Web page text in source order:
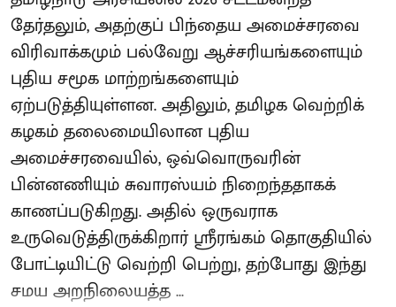
தேர்தலும், அதற்குப் பிந்தைய அமைச்சரவை
விரிவாக்கமும் பல்வேறு ஆச்சரியங்களையும்
புதிய சமூக மாற்றங்களையும்
ஏற்படுத்தியுள்ளன. அதிலும், தமிழக வெற்றிக்
கழகம் தலைமையிலான புதிய
அமைச்சரவையில், ஒவ்வொருவரின்
பின்னணியும் சுவாரஸ்யம் நிறைந்ததாகக்
காணப்படுகிறது. அதில் ஒருவராக
உருவெடுத்திருக்கிறார் ஸ்ரீரங்கம் தொகுதியில்
போட்டியிட்டு வெற்றி பெற்று, தற்போது இந்து
சமய அறநிலையத்த ...